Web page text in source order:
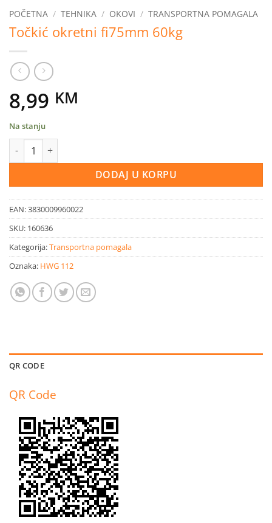
POČETNA / TEHNIKA / OKOVI / TRANSPORTNA POMAGALA
Točkić okretni fi75mm 60kg
8,99 KM
Na stanju
Točkić okretni fi75mm 60kg količina
DODAJ U KORPU
EAN:3830009960022
SKU: 160636
Kategorija:Transportna pomagala
Oznaka: HWG 112
QR CODE
QR Code